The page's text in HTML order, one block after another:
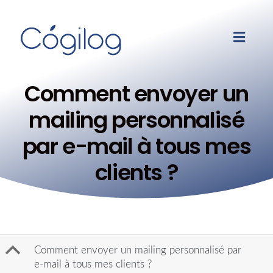
Comment envoyer un
mailing personnalisé
par e-mail à tous mes
clients ?
B
Comment envoyer un mailing personnalisé par
e-mail à tous mes clients ?